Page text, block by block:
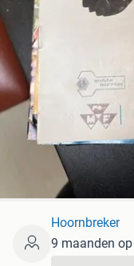
Hoornbreker
9 maanden